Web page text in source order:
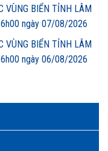
VÙNG BIỂN TỈNH LÂM
ngày 07/08/2026
VÙNG BIỂN TỈNH LÂM
ngày 06/08/2026